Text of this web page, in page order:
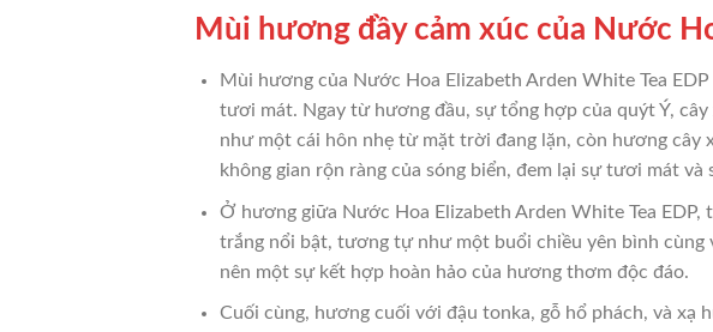
Mùi hương đầy cảm xúc của Nước
Mùi hương của Nước Hoa Elizabeth Arden White Tea
tươi mát. Ngay từ hương đầu, sự tổng hợp của quýt Ý,
như một cái hôn nhẹ từ mặt trời đang lặn, còn hương cây
không gian rộn ràng của sóng biển, đem lại sự tươi mát và
Ở hương giữa Nước Hoa Elizabeth Arden White Tea
trắng nổi bật, tương tự như một buổi chiều yên bình
nên một sự kết hợp hoàn hảo của hương thơm độc đáo.
Cuối cùng, hương cuối với đậu tonka, gỗ hổ phách, và xạ